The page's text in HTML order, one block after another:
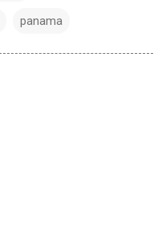
panama